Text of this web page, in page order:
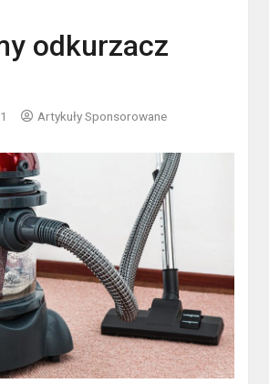
odkurzacz
Artykuły Sponsorowane